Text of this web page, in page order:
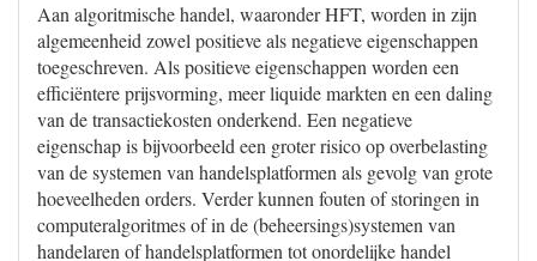
Aan algoritmische handel, waaronder HFT, worden in zijn
algemeenheid zowel positieve als negatieve eigenschappen
toegeschreven. Als positieve eigenschappen worden een
efficiëntere prijsvorming, meer liquide markten en een daling
van de transactiekosten onderkend. Een negatieve
eigenschap is bijvoorbeeld een groter risico op overbelasting
van de systemen van handelsplatformen als gevolg van grote
hoeveelheden orders. Verder kunnen fouten of storingen in
computeralgoritmes of in de (beheersings)systemen van
handelaren of handelsplatformen tot onordelijke handel